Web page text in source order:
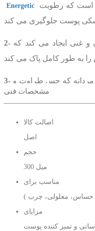
Energetic است که رطوبت
و غنی ایجاد می کند که
مردانه که حس طراوت و
سرزندگی ایجاد می کند
پوست های معمولی
خشکی و کشیدگی پس از
سر قابل استفاده
آبرسانی و مرطوب نگه
است .این ژل ساخت کشور
مشخصات فنی
اصالت کالا
اصل
حجم
300 میل
مناسب برای
حساس، معلولی، چرب )
مزایای
و تمیز کننده پوست